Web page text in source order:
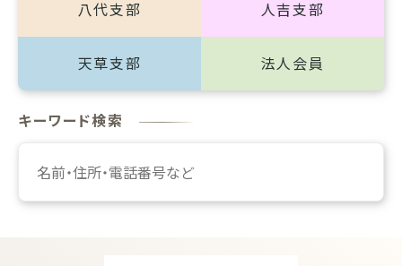
八代支部 人吉支部
天草支部 法人会員
キーワード検索